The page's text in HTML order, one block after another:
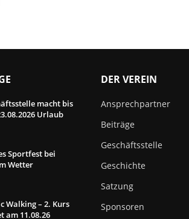
macht bis
Urlaub
Sportfest bei
Wetter
Walking – 2. Kurs
am 11.08.26
DER VEREIN
Ansprechpartner
Beiträge
Geschäftsstelle
Geschichte
Satzung
Sponsoren